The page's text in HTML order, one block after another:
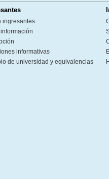
ingresantes
informativas
de universidad y equivalencias